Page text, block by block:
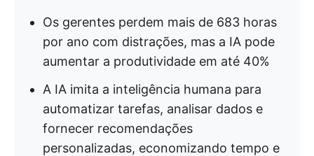
Os gerentes perdem mais de 683 horas
por ano com distrações, mas a IA pode
aumentar a produtividade em até 40%
A IA imita a inteligência humana para
automatizar tarefas, analisar dados e
fornecer recomendações
personalizadas, economizando tempo e